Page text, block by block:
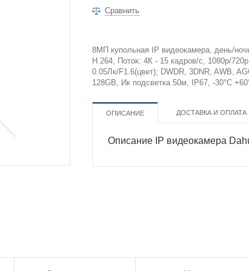
Сравнить
8МП купольная IP видеокамера, день/
H.264, Поток: 4К - 15 кадров/с, 1080р/
0.05Лк/F1.6(цвет); DWDR, 3DNR, AWB,
128GB, Ик подсветка 50м, IP67, -30°С
ОПИСАНИЕ ДОСТАВКА И ОПЛАТА
Описание IP видеокамера